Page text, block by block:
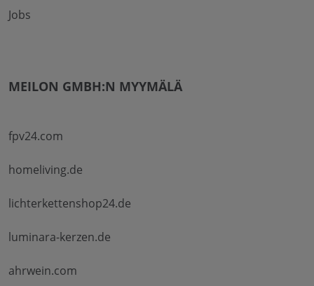
Jobs
MEILON GMBH:N MYYMÄLÄ
fpv24.com
homeliving.de
lichterkettenshop24.de
luminara-kerzen.de
ahrwein.com